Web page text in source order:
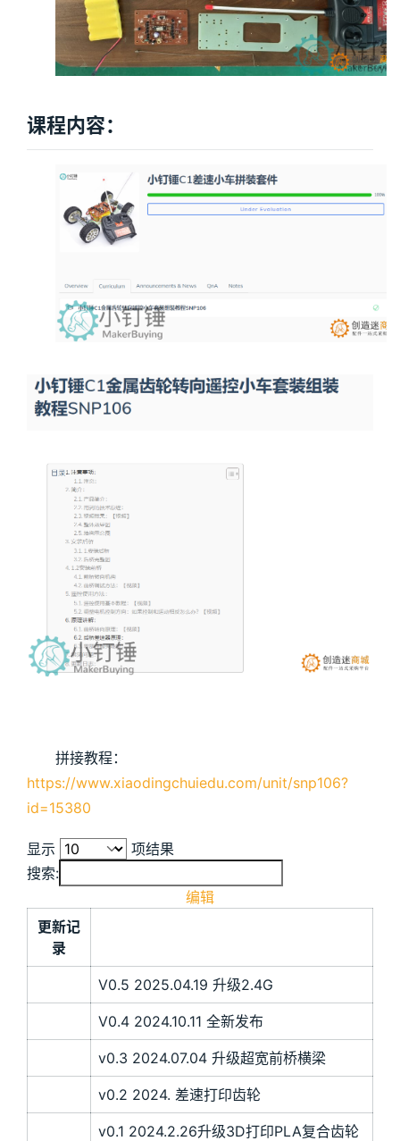
课程内容：
拼接教程：
https://www.xiaodingchuiedu.com/unit/snp106?
id=15380
显示
项结果
搜索:
编辑
更新记
录
V0.5 2025.04.19 升级2.4G
V0.4 2024.10.11 全新发布
v0.3 2024.07.04 升级超宽前桥横梁
v0.2 2024. 差速打印齿轮
v0.1 2024.2.26升级3D打印PLA复合齿轮